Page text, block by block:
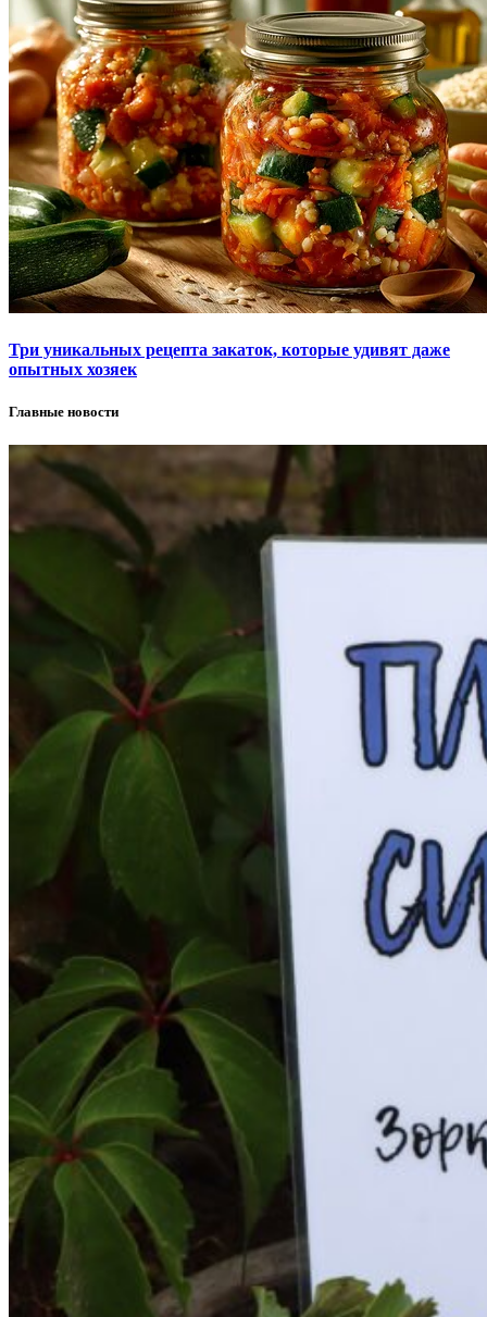
Три уникальных рецепта закаток, которые удивят даже
опытных хозяек
Главные новости